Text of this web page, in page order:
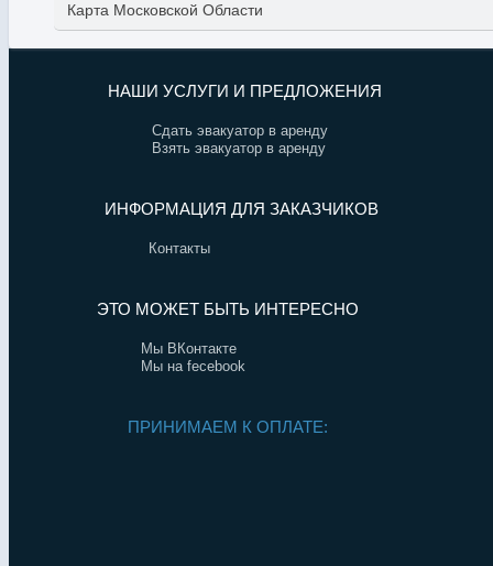
Карта Московской Области
НАШИ УСЛУГИ И ПРЕДЛОЖЕНИЯ
Сдать эвакуатор в аренду
Взять эвакуатор в аренду
ИНФОРМАЦИЯ ДЛЯ ЗАКАЗЧИКОВ
Контакты
ЭТО МОЖЕТ БЫТЬ ИНТЕРЕСНО
Мы ВКонтакте
Мы на fecebook
ПРИНИМАЕМ К ОПЛАТЕ: